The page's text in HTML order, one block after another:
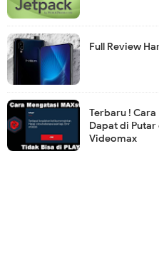
Full Review
Terbaru !
Dapat di
Videomax